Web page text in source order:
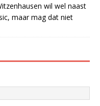
wil wel naast
maar mag dat niet